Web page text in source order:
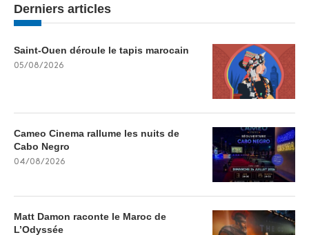
Derniers articles
Saint-Ouen déroule le tapis marocain
05/08/2026
Cameo Cinema rallume les nuits de
Cabo Negro
04/08/2026
Matt Damon raconte le Maroc de
L’Odyssée